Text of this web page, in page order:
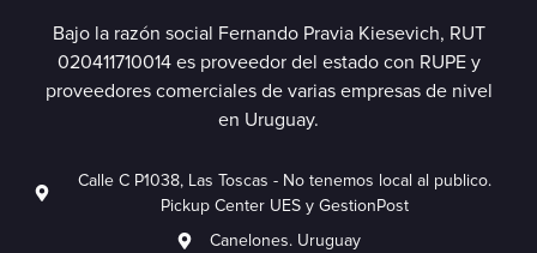
Bajo la razón social Fernando Pravia Kiesevich, RUT
020411710014 es proveedor del estado con RUPE y
proveedores comerciales de varias empresas de nivel
en Uruguay.
Calle C P1038, Las Toscas - No tenemos local al publico.
Pickup Center UES y GestionPost
Canelones. Uruguay